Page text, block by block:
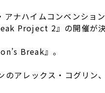
ナハイムコンベンショ
Project 2』の開催が決
Break』。
アレックス・コグリン